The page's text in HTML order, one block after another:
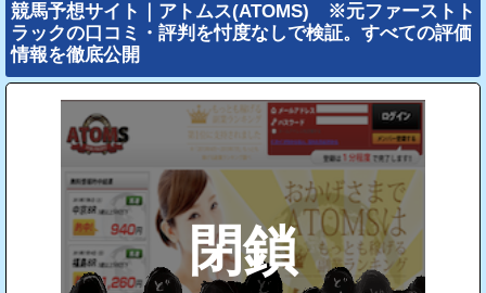
競馬予想サイト｜アトムス(ATOMS) ※元ファーストト
ラックの口コミ・評判を忖度なしで検証。すべての評価
情報を徹底公開
閉鎖